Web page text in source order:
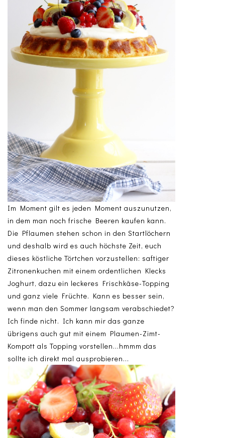
Im Moment gilt es jeden Moment auszunutzen,
in dem man noch frische Beeren kaufen kann.
Die Pflaumen stehen schon in den Startlöchern
und deshalb wird es auch höchste Zeit, euch
dieses köstliche Törtchen vorzustellen: saftiger
Zitronenkuchen mit einem ordentlichen Klecks
Joghurt, dazu ein leckeres Frischkäse-Topping
und ganz viele Früchte. Kann es besser sein,
wenn man den Sommer langsam verabschiedet?
Ich finde nicht. Ich kann mir das ganze
übrigens auch gut mit einem Plaumen-Zimt-
Kompott als Topping vorstellen...hmmm das
sollte ich direkt mal ausprobieren...